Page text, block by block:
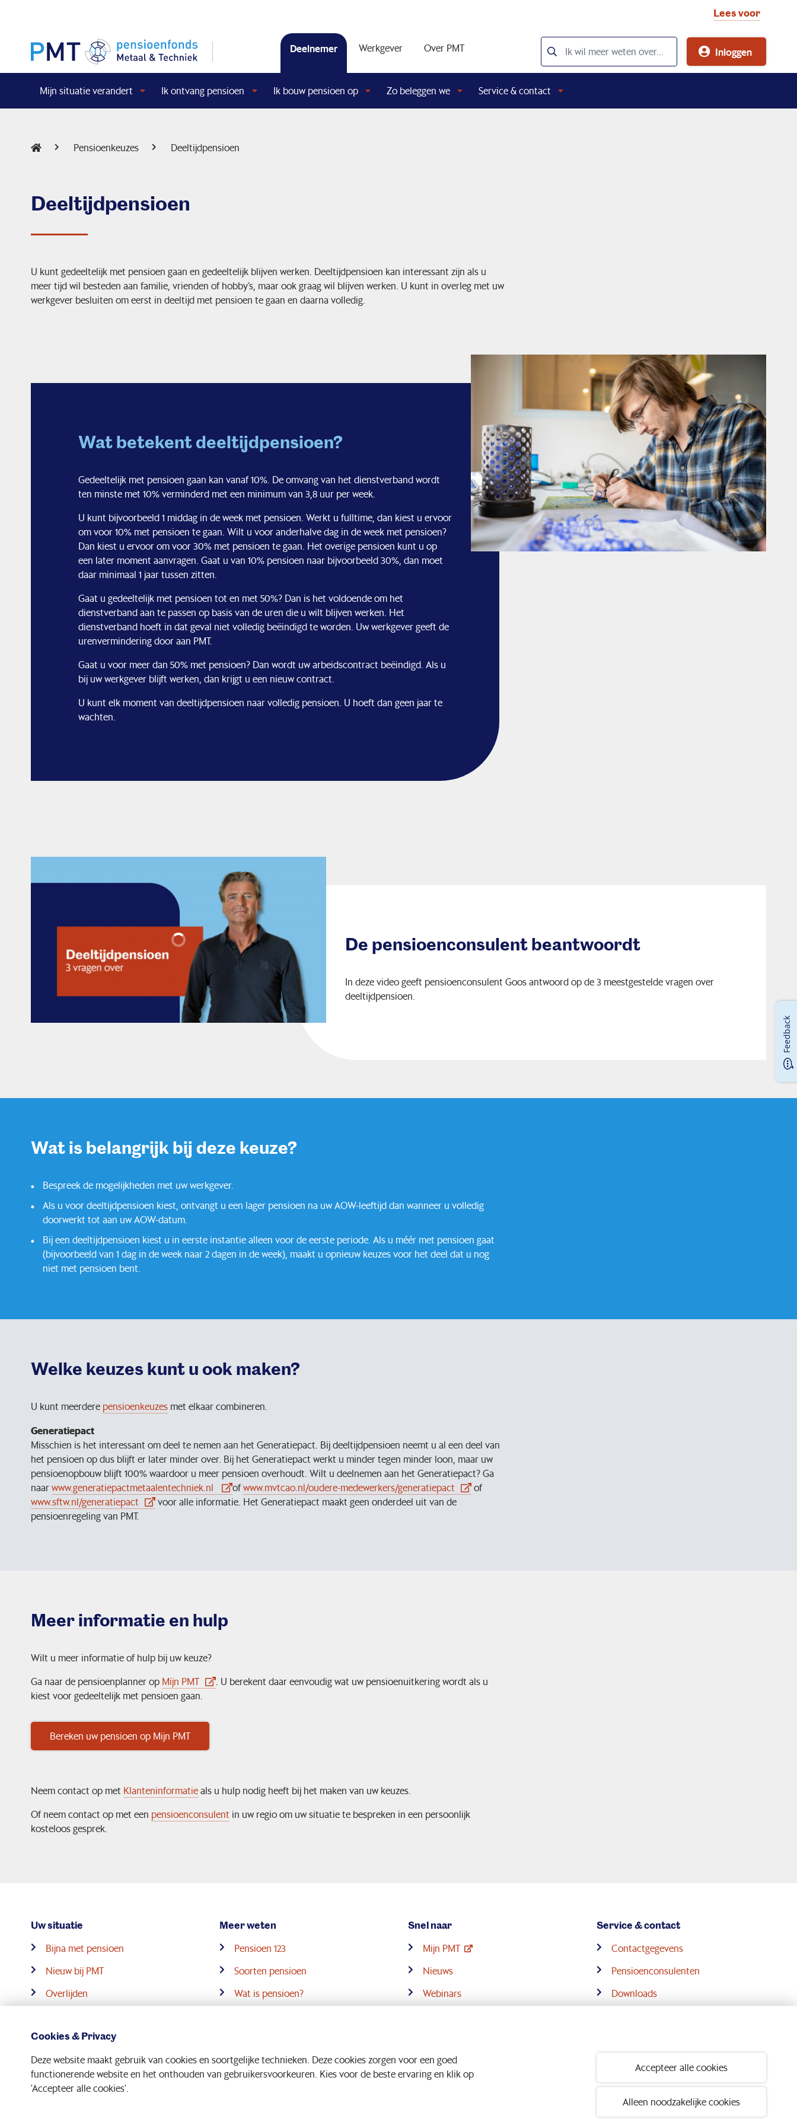
Cookies & Privacy
Deze website maakt gebruik van cookies en soortgelijke technieken. Deze cookies zorgen voor een goed
functionerende website en het onthouden van gebruikersvoorkeuren. Kies voor de beste ervaring en klik op
'Accepteer alle cookies'.
Accepteer alle cookies
Alleen noodzakelijke cookies
Lees voor
Deelnemer Werkgever Over PMT Inloggen
Mijn situatie verandert Ik ontvang pensioen Ik bouw pensioen op Zo beleggen we Service & contact
Pensioenkeuzes Deeltijdpensioen
Deeltijdpensioen
U kunt gedeeltelijk met pensioen gaan en gedeeltelijk blijven werken. Deeltijdpensioen kan interessant zijn als u
meer tijd wil besteden aan familie, vrienden of hobby’s, maar ook graag wil blijven werken. U kunt in overleg met uw
werkgever besluiten om eerst in deeltijd met pensioen te gaan en daarna volledig.
Wat betekent deeltijdpensioen?
Gedeeltelijk met pensioen gaan kan vanaf 10%. De omvang van het dienstverband wordt
ten minste met 10% verminderd met een minimum van 3,8 uur per week.
U kunt bijvoorbeeld 1 middag in de week met pensioen. Werkt u fulltime, dan kiest u ervoor
om voor 10% met pensioen te gaan. Wilt u voor anderhalve dag in de week met pensioen?
Dan kiest u ervoor om voor 30% met pensioen te gaan. Het overige pensioen kunt u op
een later moment aanvragen. Gaat u van 10% pensioen naar bijvoorbeeld 30%, dan moet
daar minimaal 1 jaar tussen zitten.
Gaat u gedeeltelijk met pensioen tot en met 50%? Dan is het voldoende om het
dienstverband aan te passen op basis van de uren die u wilt blijven werken. Het
dienstverband hoeft in dat geval niet volledig beëindigd te worden. Uw werkgever geeft de
urenvermindering door aan PMT.
Gaat u voor meer dan 50% met pensioen? Dan wordt uw arbeidscontract beëindigd. Als u
bij uw werkgever blijft werken, dan krijgt u een nieuw contract.
U kunt elk moment van deeltijdpensioen naar volledig pensioen. U hoeft dan geen jaar te
wachten.
De pensioenconsulent beantwoordt
In deze video geeft pensioenconsulent Goos antwoord op de 3 meestgestelde vragen over
deeltijdpensioen.
Wat is belangrijk bij deze keuze?
Bespreek de mogelijkheden met uw werkgever.
Als u voor deeltijdpensioen kiest, ontvangt u een lager pensioen na uw AOW-leeftijd dan wanneer u volledig
doorwerkt tot aan uw AOW-datum.
Bij een deeltijdpensioen kiest u in eerste instantie alleen voor de eerste periode. Als u méér met pensioen gaat
(bijvoorbeeld van 1 dag in de week naar 2 dagen in de week), maakt u opnieuw keuzes voor het deel dat u nog
niet met pensioen bent.
Welke keuzes kunt u ook maken?
U kunt meerdere pensioenkeuzes met elkaar combineren.
Generatiepact
Misschien is het interessant om deel te nemen aan het Generatiepact. Bij deeltijdpensioen neemt u al een deel van
het pensioen op dus blijft er later minder over. Bij het Generatiepact werkt u minder tegen minder loon, maar uw
pensioenopbouw blijft 100% waardoor u meer pensioen overhoudt. Wilt u deelnemen aan het Generatiepact? Ga
naarwww.generatiepactmetaalentechniek.nl ofwww.mvtcao.nl/oudere-medewerkers/generatiepact
of
www.sftw.nl/generatiepact
voor alle informatie. Het Generatiepact maakt geen onderdeel uit van de
pensioenregeling van PMT.
Meer informatie en hulp
Wilt u meer informatie of hulp bij uw keuze?
Ga naar de pensioenplanner op Mijn PMT
. U berekent daar eenvoudig wat uw pensioenuitkering wordt als u
kiest voor gedeeltelijk met pensioen gaan.
Bereken uw pensioen op Mijn PMT
Neem contact op met Klanteninformatieals u hulp nodig heeft bij het maken van uw keuzes.
Of neem contact op met een pensioenconsulent in uw regio om uw situatie te bespreken in een persoonlijk
kosteloos gesprek.
Uw situatie
Bijna met pensioen
Nieuw bij PMT
Overlijden
Meer weten
Pensioen 123
Soorten pensioen
Wat is pensioen?
Snel naar
Mijn PMT
Nieuws
Webinars
Service & contact
Contactgegevens
Pensioenconsulenten
Downloads
Volg ons op:
Feedback